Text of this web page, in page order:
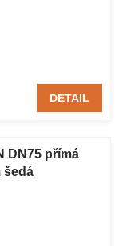
DETAIL
DN75 přímá
šedá